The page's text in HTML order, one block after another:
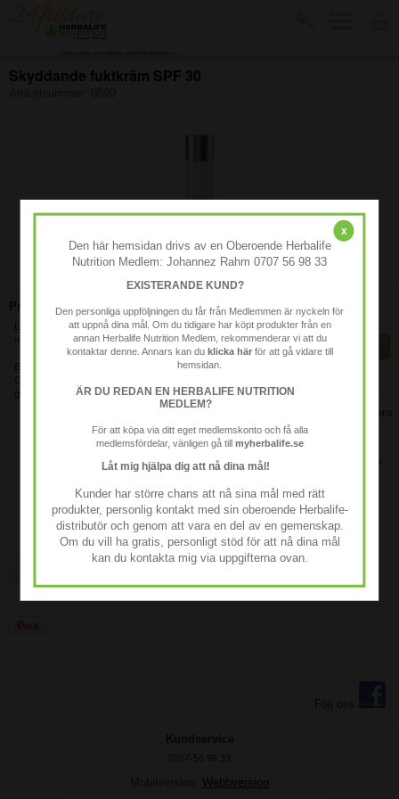
Skyddande fuktkräm SPF 30
-
470 kr
KÖP
Produktbeskrivning:
Långtidsverkande återfuktning som gör huden slät och
mjuk. Innehåller bredspektrigt UVA-/UVB-skydd.
Exklusiv sammansättning med Vitamin B3, antioxiderande
gurkextrakt och peptider.
sju dagar.
Fördubblar hudens fukthalt under åtta timmar.
Huden får bättre lyster och känns mjukare och slätare på bara sju
Innehåller bredspektrigt UVA-/UVB-skydd.
Dermatologiskt testad.
Webbversion
x
Den här hemsidan drivs av en Oberoende Herbalife
Nutrition Medlem: Johannez Rahm 0707 56 98 33
EXISTERANDE KUND?
Den personliga uppföljningen du får från Medlemmen är nyckeln för
att uppnå dina mål. Om du tidigare har köpt produkter från en
annan Herbalife Nutrition Medlem, rekommenderar vi att du
kontaktar denne. Annars kan du klicka härför att gå vidare till
hemsidan.
ÄR DU REDAN EN HERBALIFE NUTRITION
MEDLEM?
För att köpa via ditt eget medlemskonto och få alla
medlemsfördelar, vänligen gå till myherbalife.se
Låt mig hjälpa dig att nå dina mål!
Kunder har större chans att nå sina mål med rätt
produkter, personlig kontakt med sin oberoende Herbalife-
distributör och genom att vara en del av en gemenskap.
Om du vill ha gratis, personligt stöd för att nå dina mål
kan du kontakta mig via uppgifterna ovan.